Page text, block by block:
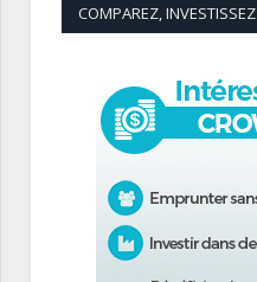
COMPAREZ, INVESTISSEZ